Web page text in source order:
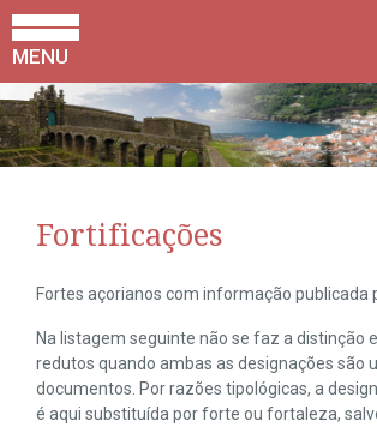
MENU
Fortificações
Fortes açorianos com informação publicada
Na listagem seguinte não se faz a distinção
redutos quando ambas as designações são
documentos. Por razões tipológicas, a
é aqui substituída por forte ou fortaleza,